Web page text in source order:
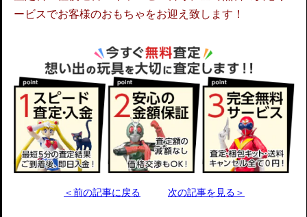
ービスでお客様のおもちゃをお迎え致します！
＜前の記事に戻る 次の記事を見る＞